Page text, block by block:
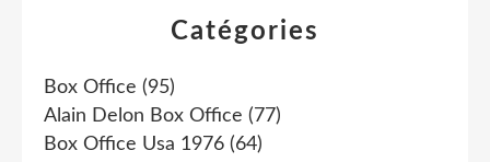
Catégories
Box Office (95)
Alain Delon Box Office (77)
Box Office Usa 1976 (64)